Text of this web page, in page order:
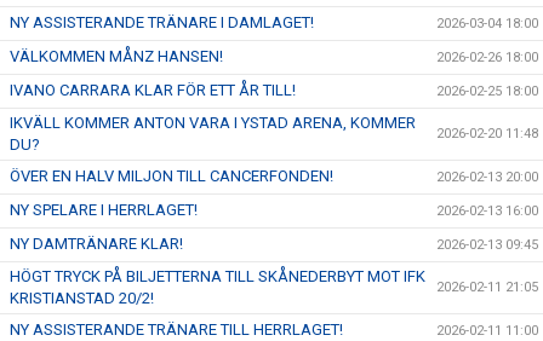
NY ASSISTERANDE TRÄNARE I DAMLAGET! 2026-03-04 18:00
VÄLKOMMEN MÅNZ HANSEN! 2026-02-26 18:00
IVANO CARRARA KLAR FÖR ETT ÅR TILL! 2026-02-25 18:00
IKVÄLL KOMMER ANTON VARA I YSTAD ARENA, KOMMER
DU?
2026-02-20 11:48
ÖVER EN HALV MILJON TILL CANCERFONDEN! 2026-02-13 20:00
NY SPELARE I HERRLAGET! 2026-02-13 16:00
NY DAMTRÄNARE KLAR! 2026-02-13 09:45
HÖGT TRYCK PÅ BILJETTERNA TILL SKÅNEDERBYT MOT IFK
KRISTIANSTAD 20/2!
2026-02-11 21:05
NY ASSISTERANDE TRÄNARE TILL HERRLAGET! 2026-02-11 11:00